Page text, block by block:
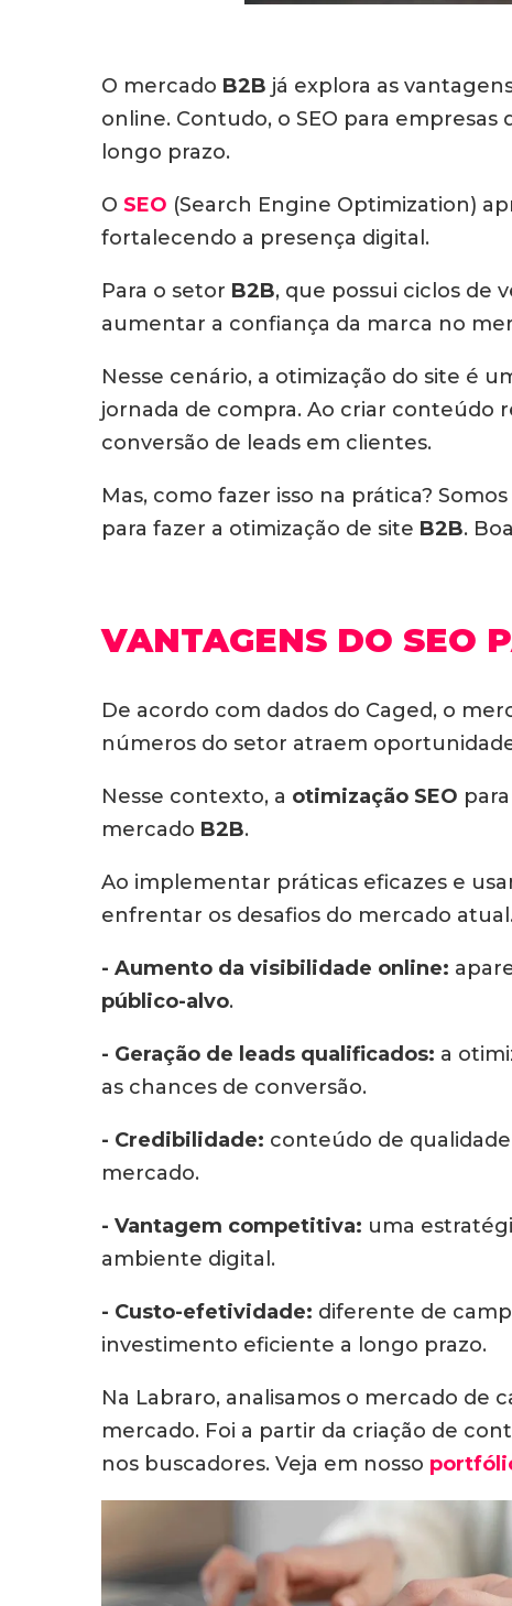
O mercado B2B já explora as
online. Contudo, o SEO para
longo prazo.
O SEO (Search Engine Optimization)
fortalecendo a presença digital.
Para o setor B2B, que possui ciclos de
aumentar a confiança da marca no
Nesse cenário, a otimização do site é
jornada de compra. Ao criar conteúdo
conversão de leads em clientes.
Mas, como fazer isso na prática?
para fazer a otimização de site B2B.
VANTAGENS DO SEO
De acordo com dados do Caged, o
números do setor atraem
Nesse contexto, a otimização SEO
mercado B2B.
Ao implementar práticas eficazes e
enfrentar os desafios do mercado
- Aumento da visibilidade online:
público-alvo.
- Geração de leads qualificados: a
as chances de conversão.
- Credibilidade: conteúdo de
mercado.
- Vantagem competitiva: uma
ambiente digital.
- Custo-efetividade: diferente de
investimento eficiente a longo prazo.
Na Labraro, analisamos o mercado de
mercado. Foi a partir da criação de
nos buscadores. Veja em nosso